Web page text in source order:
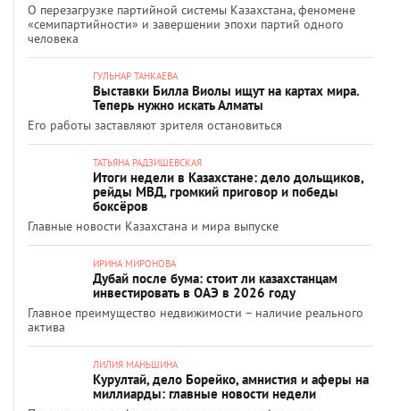
О перезагрузке партийной системы Казахстана, феномене
«семипартийности» и завершении эпохи партий одного
человека
ГУЛЬНАР ТАНКАЕВА
Выставки Билла Виолы ищут на картах мира.
Теперь нужно искать Алматы
Его работы заставляют зрителя остановиться
ТАТЬЯНА РАДЗИШЕВСКАЯ
Итоги недели в Казахстане: дело дольщиков,
рейды МВД, громкий приговор и победы
боксёров
Главные новости Казахстана и мира выпуске
ИРИНА МИРОНОВА
Дубай после бума: стоит ли казахстанцам
инвестировать в ОАЭ в 2026 году
Главное преимущество недвижимости – наличие реального
актива
ЛИЛИЯ МАНЬШИНА
Курултай, дело Борейко, амнистия и аферы на
миллиарды: главные новости недели